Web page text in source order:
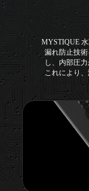
MYSTIQUE
漏れ防止技
し、内部圧
これにより